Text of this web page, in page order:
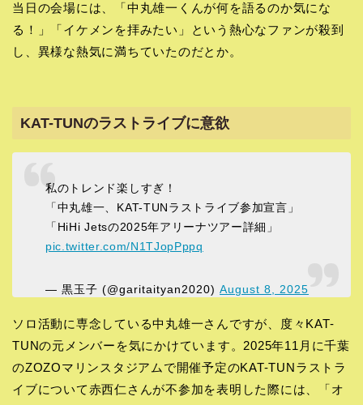
当日の会場には、「中丸雄一くんが何を語るのか気にな
る！」「イケメンを拝みたい」という熱心なファンが殺到
し、異様な熱気に満ちていたのだとか。
KAT-TUNのラストライブに意欲
私のトレンド楽しすぎ！
「中丸雄一、KAT-TUNラストライブ参加宣言」
「HiHi Jetsの2025年アリーナツアー詳細」
pic.twitter.com/N1TJopPppq
— 黒玉子 (@garitaityan2020)August 8, 2025
ソロ活動に専念している中丸雄一さんですが、度々KAT-
TUNの元メンバーを気にかけています。2025年11月に千葉
のZOZOマリンスタジアムで開催予定のKAT-TUNラストラ
イブについて赤西仁さんが不参加を表明した際には、「オ